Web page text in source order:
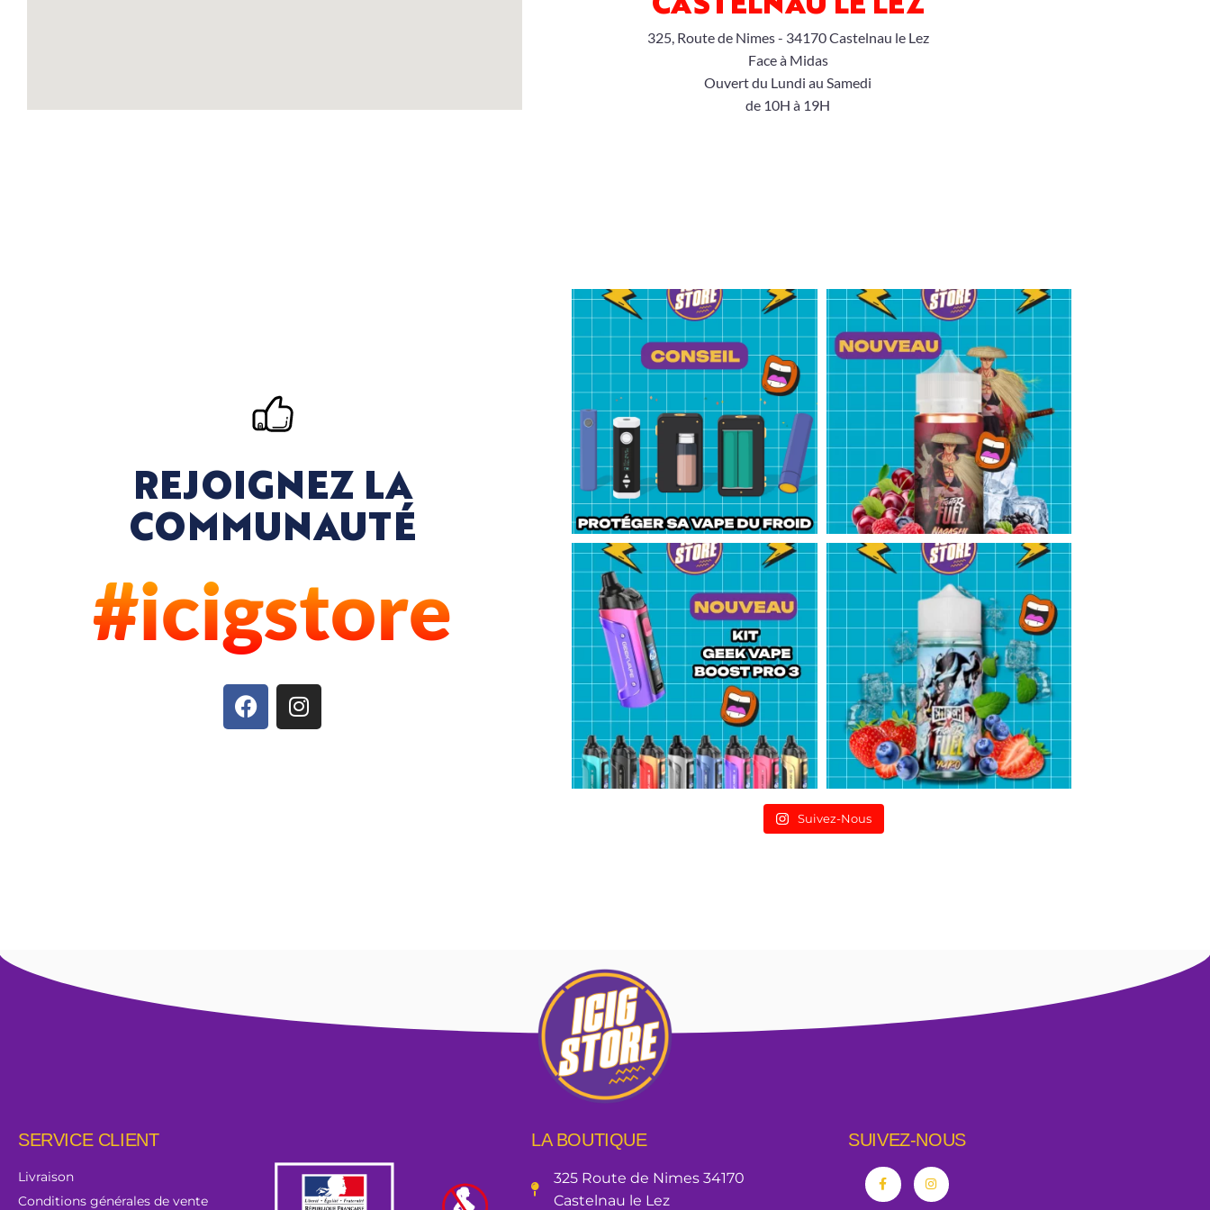
325, Route de Nimes - 34170 Castelnau le Lez
Face à Midas
Ouvert du Lundi au Samedi
de 10H à 19H
REJOIGNEZ LA
COMMUNAUTÉ
#icigstore
Suivez-Nous
SERVICE CLIENT
Livraison
Conditions générales de vente
LA BOUTIQUE
325 Route de Nimes 34170
Castelnau le Lez
SUIVEZ-NOUS